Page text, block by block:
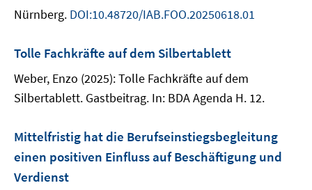
Nürnberg. DOI:10.48720/IAB.FOO.20250618.01
Tolle Fachkräfte auf dem Silbertablett
Weber, Enzo (2025): Tolle Fachkräfte auf dem
Silbertablett. Gastbeitrag. In: BDA Agenda H. 12.
Mittelfristig hat die Berufseinstiegsbegleitung
einen positiven Einfluss auf Beschäftigung und
Verdienst